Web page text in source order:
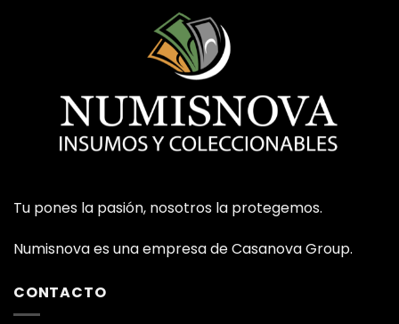
Tu pones la pasión, nosotros la protegemos.
Numisnova es una empresa de Casanova Group.
CONTACTO